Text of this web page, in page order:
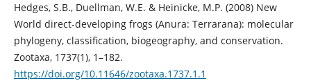
Hedges, S.B., Duellman, W.E. & Heinicke, M.P. (2008) New
World direct-developing frogs (Anura: Terrarana): molecular
phylogeny, classification, biogeography, and conservation.
Zootaxa, 1737(1), 1–182.
https://doi.org/10.11646/zootaxa.1737.1.1